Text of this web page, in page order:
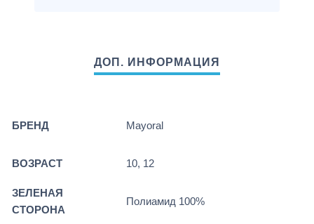
БРЕНД Mayoral
ВОЗРАСТ 10, 12
ЗЕЛЕНАЯ
СТОРОНА
Полиамид 100%